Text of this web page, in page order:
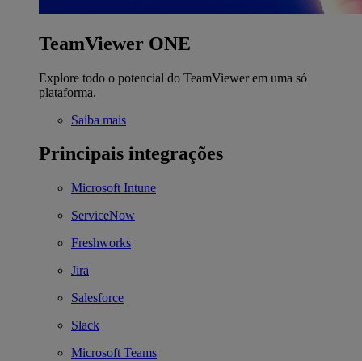
TeamViewer ONE
Explore todo o potencial do TeamViewer em uma só
plataforma.
Saiba mais
Principais integrações
Microsoft Intune
ServiceNow
Freshworks
Jira
Salesforce
Slack
Microsoft Teams